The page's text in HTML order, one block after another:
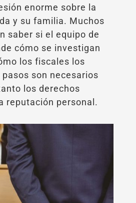
enorme sobre la
y su familia. Muchos
saber si el equipo de
cómo se investigan
los fiscales los
son necesarios
los derechos
reputación personal.